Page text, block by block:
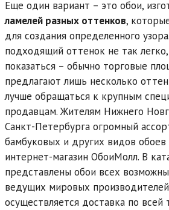
Еще один вариант – это обои,
ламелей разных оттенков,
для создания определенного
подходящий оттенок не так
показаться – обычно торговые
предлагают лишь несколько
лучше обращаться к крупным
продавцам. Жителям Нижнего
Санкт-Петербурга огромный
бамбуковых и других видов обоев
интернет-магазин ОбоиМолл. В
представлены обои всех
ведущих мировых
осуществляется доставка по всей